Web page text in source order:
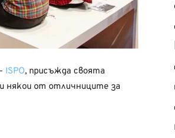
ISPO, присъжда своята
някои от отличниците за